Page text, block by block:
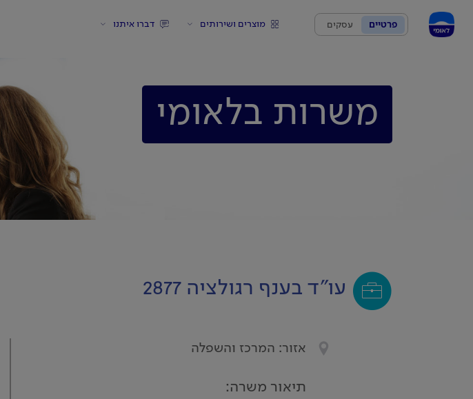
פרטיים עסקים מוצרים ושירותים דברו איתנו
משרות בלאומי
עו"ד בענף רגולציה 2877
אזור: המרכז והשפלה
תיאור משרה: